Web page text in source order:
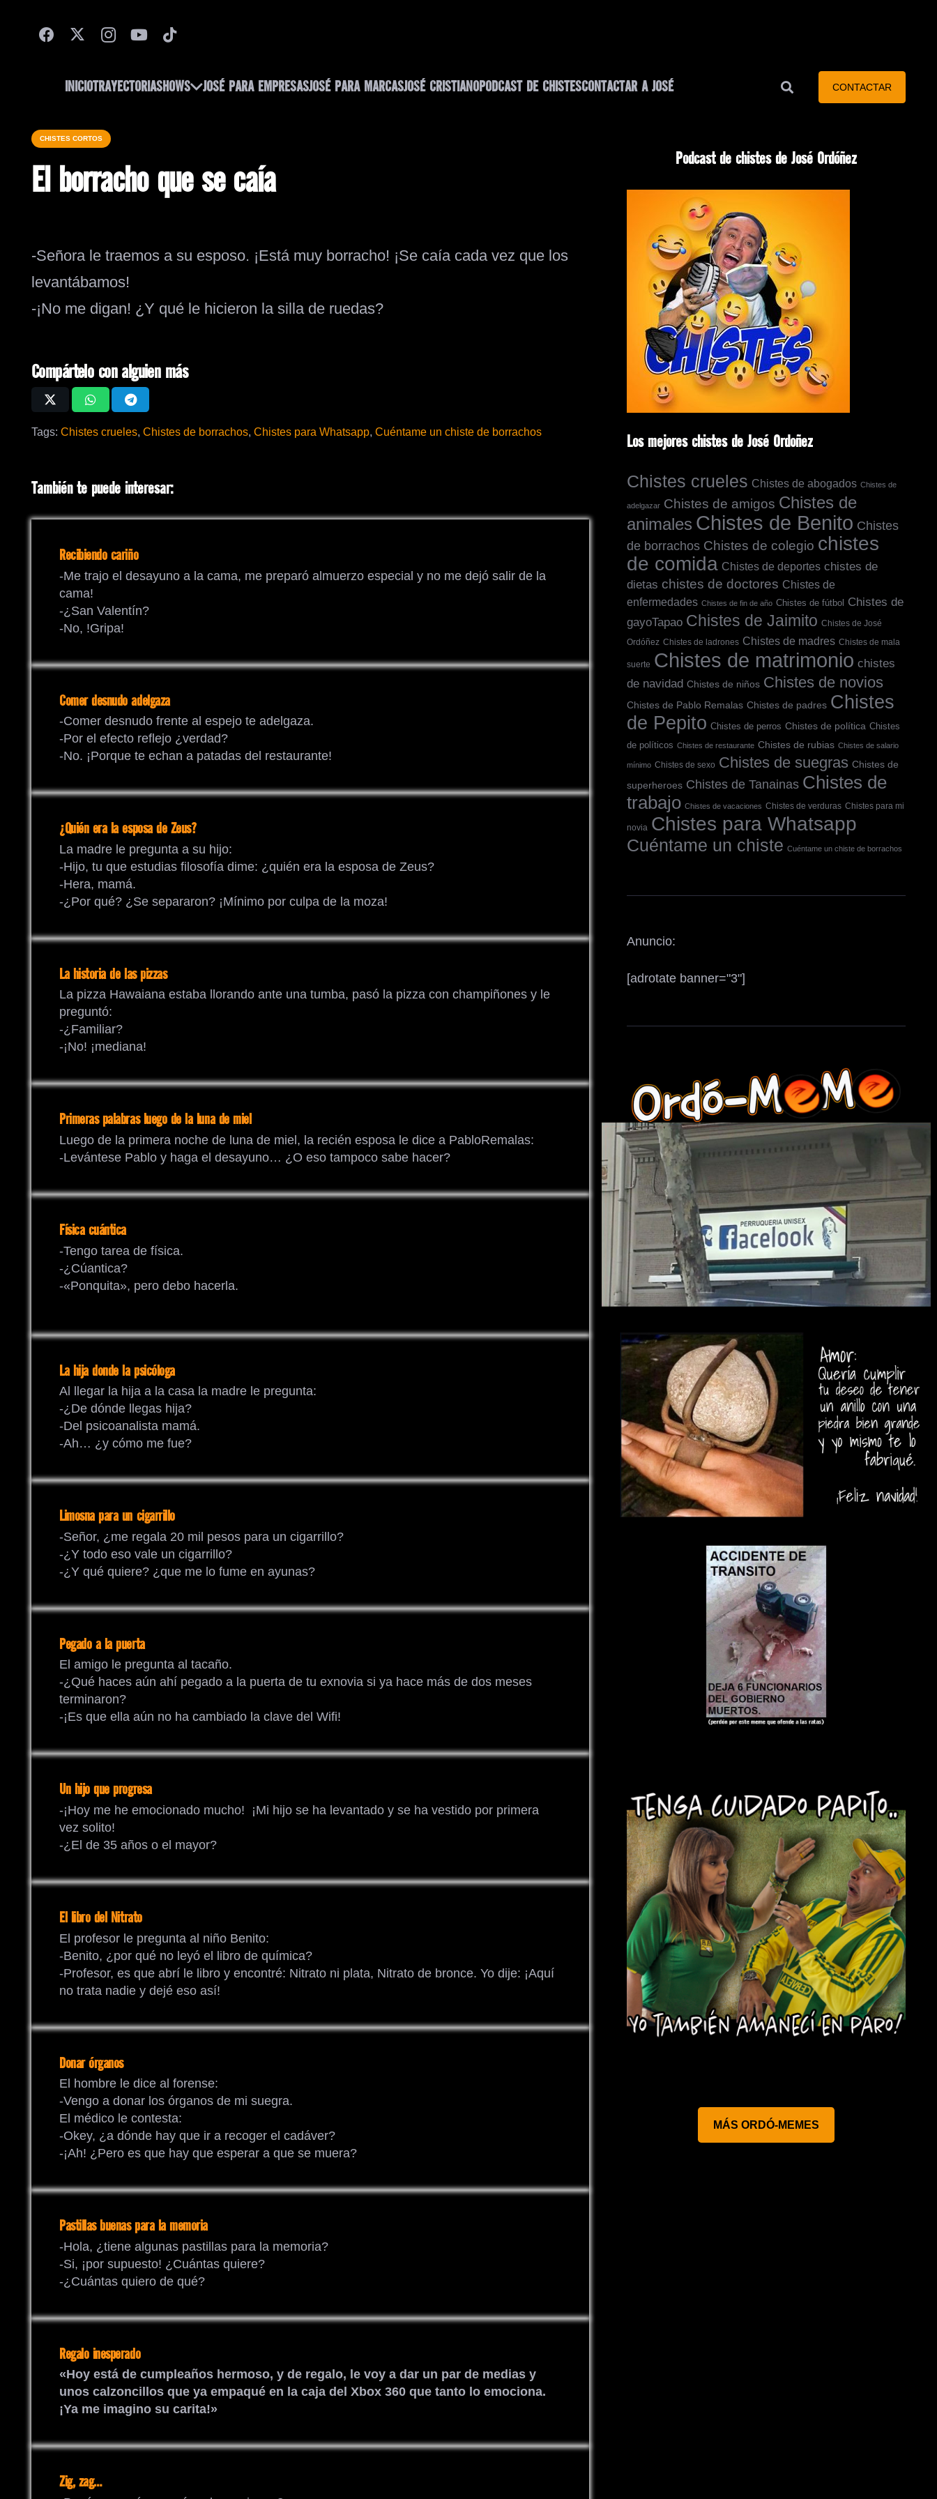
INICIOTRAYECTORIASHOWS JOSÉ PARA EMPRESASJOSÉ PARA MARCASJOSÉ CRISTIANOPODCAST DE CHISTESCONTACTAR A JOSÉ CONTACTAR
CHISTES CORTOS
El borracho que se caía
-Señora le traemos a su esposo. ¡Está muy borracho! ¡Se caía cada vez que los
levantábamos!
-¡No me digan! ¿Y qué le hicieron la silla de ruedas?
Compártelo con alguien más
Tags: Chistes crueles, Chistes de borrachos, Chistes para Whatsapp, Cuéntame un chiste de borrachos
También te puede interesar:
Recibiendo cariño
-Me trajo el desayuno a la cama, me preparó almuerzo especial y no me dejó salir de la
cama!
-¿San Valentín?
-No, !Gripa!
Comer desnudo adelgaza
-Comer desnudo frente al espejo te adelgaza.
-Por el efecto reflejo ¿verdad?
-No. ¡Porque te echan a patadas del restaurante!
¿Quién era la esposa de Zeus?
La madre le pregunta a su hijo:
-Hijo, tu que estudias filosofía dime: ¿quién era la esposa de Zeus?
-Hera, mamá.
-¿Por qué? ¿Se separaron? ¡Mínimo por culpa de la moza!
La historia de las pizzas
La pizza Hawaiana estaba llorando ante una tumba, pasó la pizza con champiñones y le
preguntó:
-¿Familiar?
-¡No! ¡mediana!
Primeras palabras luego de la luna de miel
Luego de la primera noche de luna de miel, la recién esposa le dice a PabloRemalas:
-Levántese Pablo y haga el desayuno… ¿O eso tampoco sabe hacer?
Física cuántica
-Tengo tarea de física.
-¿Cúantica?
-«Ponquita», pero debo hacerla.
La hija donde la psicóloga
Al llegar la hija a la casa la madre le pregunta:
-¿De dónde llegas hija?
-Del psicoanalista mamá.
-Ah… ¿y cómo me fue?
Limosna para un cigarrillo
-Señor, ¿me regala 20 mil pesos para un cigarrillo?
-¿Y todo eso vale un cigarrillo?
-¿Y qué quiere? ¿que me lo fume en ayunas?
Pegado a la puerta
El amigo le pregunta al tacaño.
-¿Qué haces aún ahí pegado a la puerta de tu exnovia si ya hace más de dos meses
terminaron?
-¡Es que ella aún no ha cambiado la clave del Wifi!
Un hijo que progresa
-¡Hoy me he emocionado mucho! ¡Mi hijo se ha levantado y se ha vestido por primera
vez solito!
-¿El de 35 años o el mayor?
El libro del Nitrato
El profesor le pregunta al niño Benito:
-Benito, ¿por qué no leyó el libro de química?
-Profesor, es que abrí le libro y encontré: Nitrato ni plata, Nitrato de bronce. Yo dije: ¡Aquí
no trata nadie y dejé eso así!
Donar órganos
El hombre le dice al forense:
-Vengo a donar los órganos de mi suegra.
El médico le contesta:
-Okey, ¿a dónde hay que ir a recoger el cadáver?
-¡Ah! ¿Pero es que hay que esperar a que se muera?
Pastillas buenas para la memoria
-Hola, ¿tiene algunas pastillas para la memoria?
-Si, ¡por supuesto! ¿Cuántas quiere?
-¿Cuántas quiero de qué?
Regalo inesperado
«Hoy está de cumpleaños hermoso, y de regalo, le voy a dar un par de medias y
unos calzoncillos que ya empaqué en la caja del Xbox 360 que tanto lo emociona.
¡Ya me imagino su carita!»
Zig, zag…
Podcast de chistes de José Ordóñez
Los mejores chistes de José Ordoñez
Chistes crueles Chistes de abogados Chistes de
adelgazar Chistes de amigos Chistes de
animales Chistes de Benito Chistes
de borrachos Chistes de colegio chistes
de comida Chistes de deportes chistes de
dietas chistes de doctores Chistes de
enfermedades Chistes de fin de año Chistes de fútbol Chistes de
gayoTapao Chistes de Jaimito Chistes de José
Ordóñez Chistes de ladrones Chistes de madres Chistes de mala
suerte Chistes de matrimonio chistes
de navidad Chistes de niños Chistes de novios
Chistes de Pablo Remalas Chistes de padres Chistes
de Pepito Chistes de perros Chistes de política Chistes
de políticos Chistes de restaurante Chistes de rubias Chistes de salario
mínimo Chistes de sexo Chistes de suegras Chistes de
superheroes Chistes de Tanainas Chistes de
trabajo Chistes de vacaciones Chistes de verduras Chistes para mi
novia Chistes para Whatsapp
Cuéntame un chiste Cuéntame un chiste de borrachos
Anuncio:
[adrotate banner="3"]
MÁS ORDÓ-MEMES